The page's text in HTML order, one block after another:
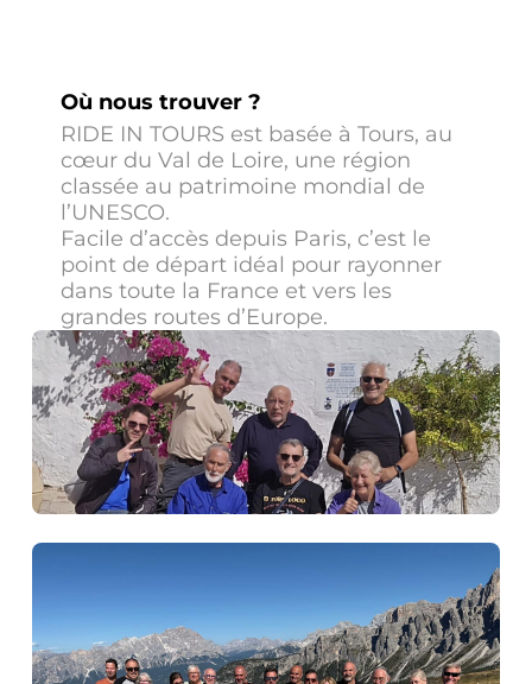
Où nous trouver ?
RIDE IN TOURS est basée à Tours, au
cœur du Val de Loire, une région
classée au patrimoine mondial de
l’UNESCO.
Facile d’accès depuis Paris, c’est le
point de départ idéal pour rayonner
dans toute la France et vers les
grandes routes d’Europe.